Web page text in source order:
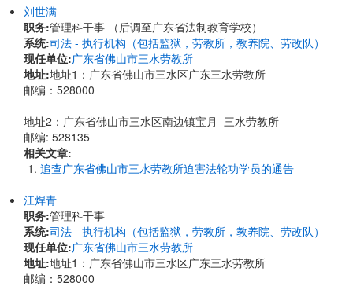
刘世满
职务:管理科干事 （后调至广东省法制教育学校）
系统:司法 - 执行机构（包括监狱，劳教所，教养院、劳改队）
现任单位:广东省佛山市三水劳教所
地址:​地址1：广东省佛山市三水区广东三水劳教所
邮编：528000
地址2：广东省佛山市三水区南边镇宝月 三水劳教所
邮编: 528135
相关文章:
追查广东省佛山市三水劳教所迫害法轮功学员的通告
江焊青
职务:管理科干事
系统:司法 - 执行机构（包括监狱，劳教所，教养院、劳改队）
现任单位:广东省佛山市三水劳教所
地址:​地址1：广东省佛山市三水区广东三水劳教所
邮编：528000